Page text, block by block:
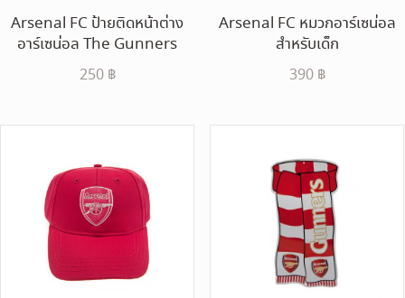
Arsenal FC ป้ายติดหน้าต่าง
อาร์เซน่อล The Gunners
250 ฿
Arsenal FC หมวกอาร์เซน่อล
สำหรับเด็ก
390 ฿